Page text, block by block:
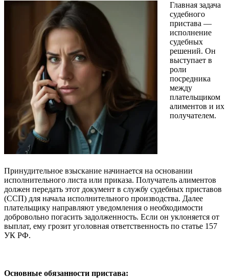
Главная задача
судебного
пристава —
исполнение
судебных
решений. Он
выступает в
роли
посредника
между
плательщиком
алиментов и их
получателем.
Принудительное взыскание начинается на основании
исполнительного листа или приказа. Получатель алиментов
должен передать этот документ в службу судебных приставов
(ССП) для начала исполнительного производства. Далее
плательщику направляют уведомления о необходимости
добровольно погасить задолженность. Если он уклоняется от
выплат, ему грозит уголовная ответственность по статье 157
УК РФ.
Основные обязанности пристава: